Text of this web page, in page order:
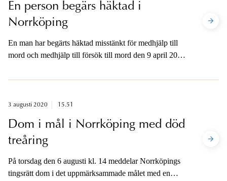
En person begärs häktad i
Norrköping
En man har begärts häktad misstänkt för medhjälp till
mord och medhjälp till försök till mord den 9 april 2020
Häktningsförhandling hålls preliminärt i morgon
3 augusti 2020 15.51
Dom i mål i Norrköping med död
treåring
På torsdag den 6 augusti kl. 14 meddelar Norrköpings
tingsrätt dom i det uppmärksammade målet med en